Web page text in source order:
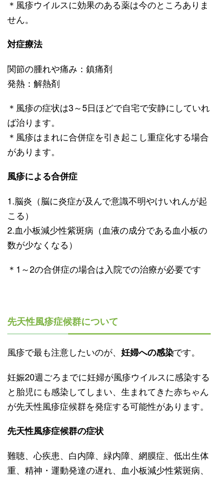
＊風疹ウイルスに効果のある薬は今のところありま
せん。
対症療法
関節の腫れや痛み：鎮痛剤
発熱：解熱剤
＊風疹の症状は3～5日ほどで自宅で安静にしていれ
ば治ります。
＊風疹はまれに合併症を引き起こし重症化する場合
があります。
風疹による合併症
1.脳炎（脳に炎症が及んで意識不明やけいれんが起
こる）
2.血小板減少性紫斑病（血液の成分である血小板の
数が少なくなる）
＊1～2の合併症の場合は入院での治療が必要です
先天性風疹症候群について
風疹で最も注意したいのが、 妊婦への感染です。
妊娠20週ごろまでに妊婦が風疹ウイルスに感染する
と胎児にも感染してしまい、生まれてきた赤ちゃん
が先天性風疹症候群を発症する可能性があります。
先天性風疹症候群の症状
難聴、心疾患、白内障、緑内障、網膜症、低出生体
重、精神・運動発達の遅れ、血小板減少性紫斑病、